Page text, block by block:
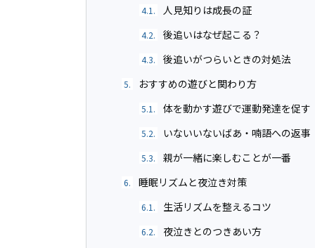
4.1. 人見知りは成長の証
4.2. 後追いはなぜ起こる？
4.3. 後追いがつらいときの対処法
5. おすすめの遊びと関わり方
5.1. 体を動かす遊びで運動発達を促す
5.2. いないいないばあ・喃語への返事
5.3. 親が一緒に楽しむことが一番
6. 睡眠リズムと夜泣き対策
6.1. 生活リズムを整えるコツ
6.2. 夜泣きとのつきあい方